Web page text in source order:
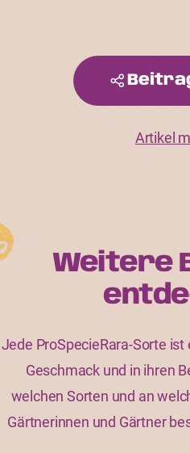
Artikel
Weitere
Jede ProSpecieRara-Sorte
Geschmack und in ihren
welchen Sorten und an
Gärtnerinnen und Gärtner